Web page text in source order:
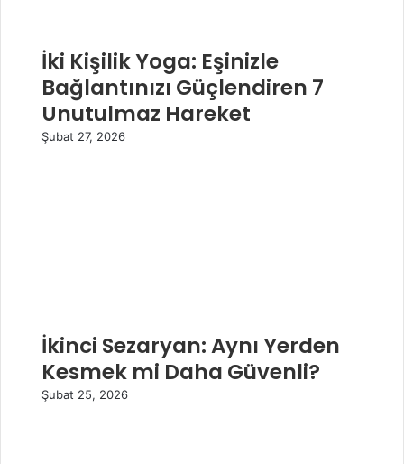
İki Kişilik Yoga: Eşinizle
Bağlantınızı Güçlendiren 7
Unutulmaz Hareket
Şubat 27, 2026
İkinci Sezaryan: Aynı Yerden
Kesmek mi Daha Güvenli?
Şubat 25, 2026